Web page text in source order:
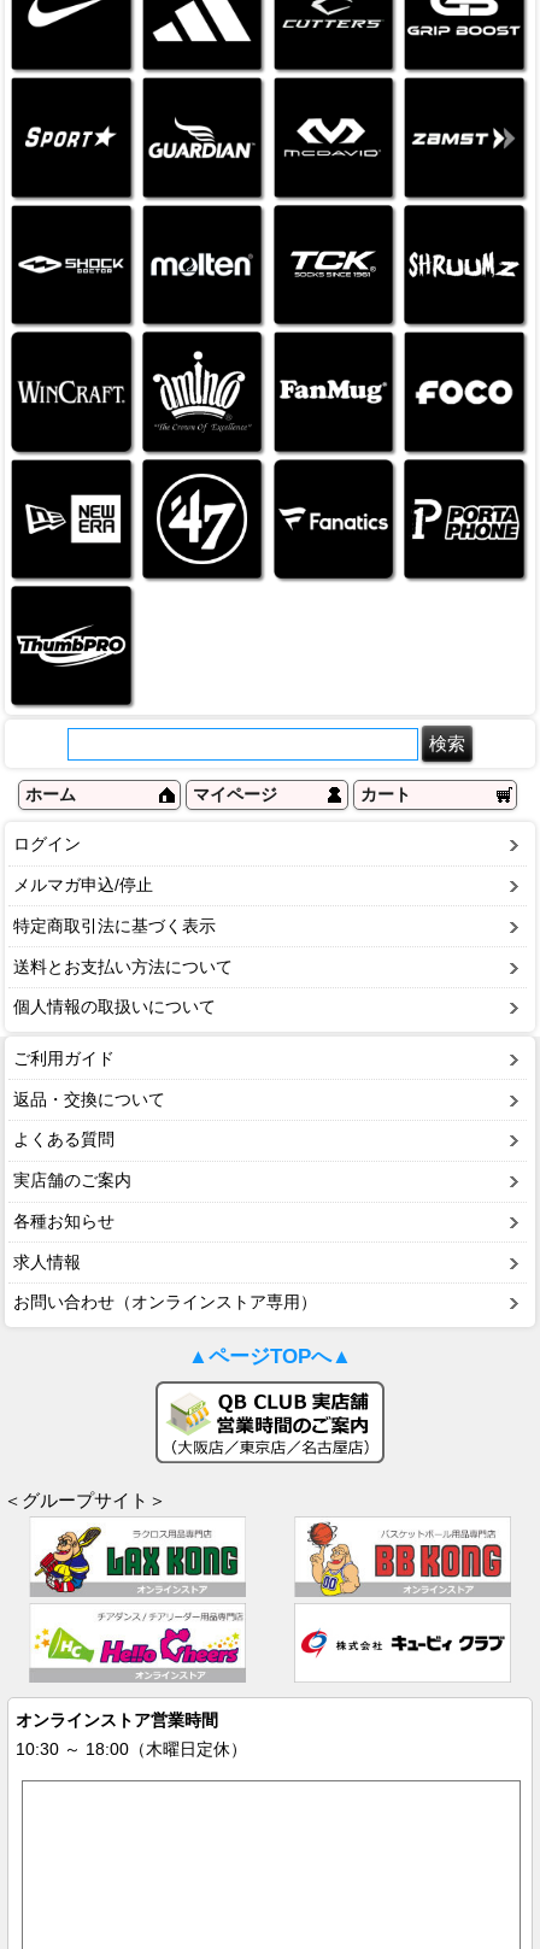
ホーム マイページ カート
ログイン
メルマガ申込/停止
特定商取引法に基づく表示
送料とお支払い方法について
個人情報の取扱いについて
ご利用ガイド
返品・交換について
よくある質問
実店舗のご案内
各種お知らせ
求人情報
お問い合わせ（オンラインストア専用）
▲ページTOPへ▲
＜グループサイト＞
オンラインストア営業時間
10:30 ～ 18:00（木曜日定休）